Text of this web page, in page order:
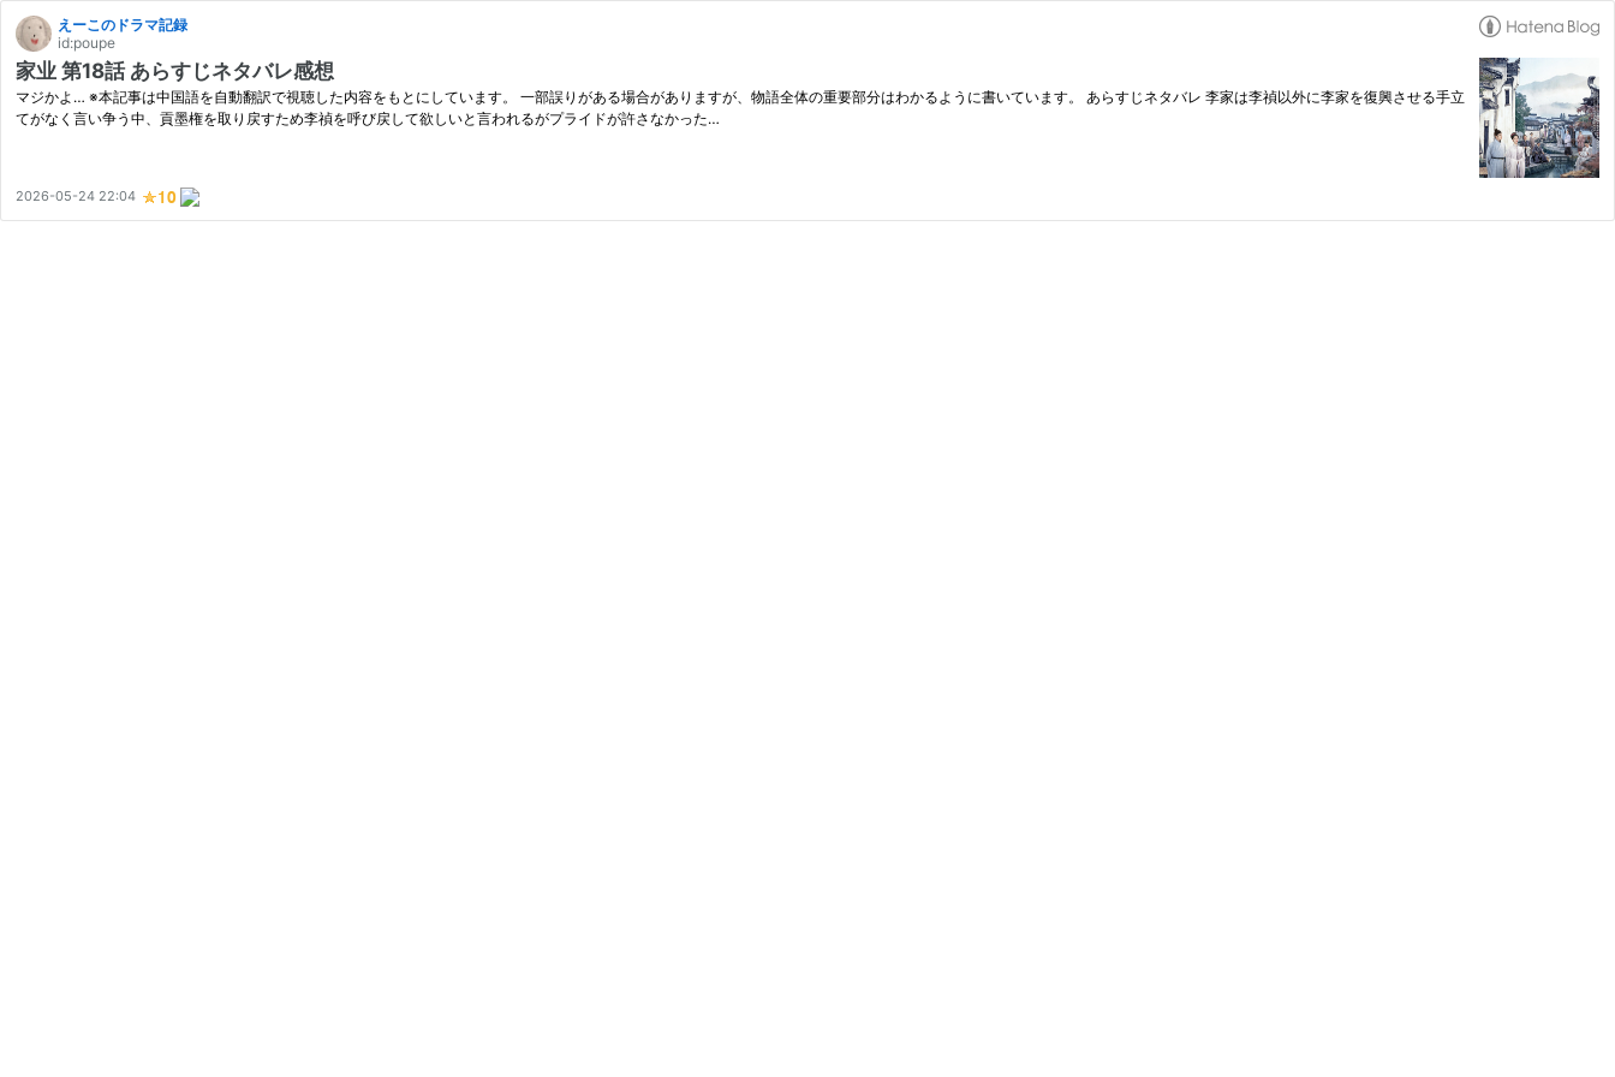
えーこのドラマ記録
id:poupe
家业 第18話 あらすじネタバレ感想
マジかよ… ※本記事は中国語を自動翻訳で視聴した内容をもとにしています。 一部誤りがある場合がありますが、物語全体の重要部分はわかるように書いています。 あらすじネタバレ 李家は李禎以外に李家を復興させる手立
てがなく言い争う中、貢墨権を取り戻すため李禎を呼び戻して欲しいと言われるがプライドが許さなかった…
2026-05-24 22:04